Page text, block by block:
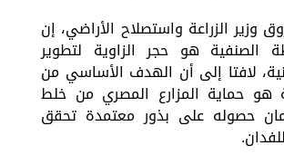
وزير الزراعة واستصلاح الأراضي، إن
الصنفية هو حجر الزاوية لتطوير
لافتا إلى أن الهدف الأساسي من
هو حماية المزارع المصري من خلط
حصوله على بذور معتمدة تحقق